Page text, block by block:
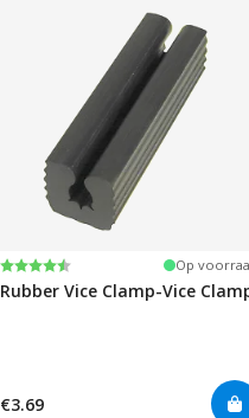
Beoordeling:
4.6 uit 5 sterren Op
Rubber Vice Clamp-Vice
€3.69